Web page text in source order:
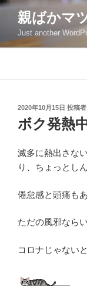
コ
ン
親ばかマ
Just another
投
日:
2020年10月15日 投稿
ボク発熱
滅多に熱出さな
り、ちょっとし
倦怠感と頭痛も
ただの風邪なら
コロナじゃない